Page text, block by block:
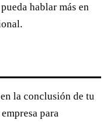
hablar más en
la conclusión de tu
para